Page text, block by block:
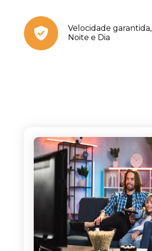
Velocidade garantida,
Noite e Dia